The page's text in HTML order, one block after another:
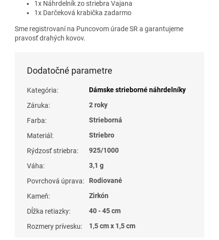
1x Náhrdelník zo striebra Vajana
1x Darčeková krabička zadarmo
Sme registrovaní na Puncovom úrade SR a garantujeme
pravosť drahých kovov.
Dodatočné parametre
Kategória:
Dámske strieborné náhrdelníky
Záruka:
2 roky
Farba:
Strieborná
Materiál :
Striebro
Rýdzosť striebra:
925/1000
Váha:
3,1 g
Povrchová úprava:
Rodiované
Kameň:
Zirkón
Dĺžka retiazky:
40 - 45 cm
Rozmery prívesku: 1,5 cm x 1,5 cm